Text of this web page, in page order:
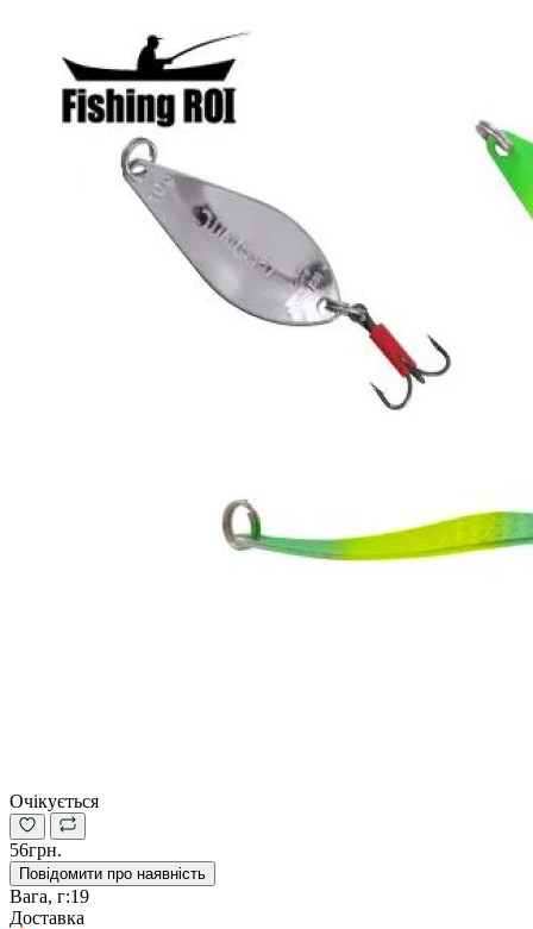
Очікується
56грн.
Повідомити про наявність
Вага, г:19
Доставка